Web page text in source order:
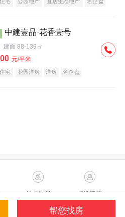
中建壹品·花香壹号
建面 88-139㎡
元/平米
宅 花园洋房 洋房 名企盘
帮您找房
站点地图 投诉建议